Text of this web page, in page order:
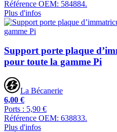
Référence OEM: 584884.
Plus d'infos
Support porte plaque
pour toute la gamme Pi
La Bécanerie
6,00 €
Ports : 5,90 €
Référence OEM: 638833.
Plus d'infos